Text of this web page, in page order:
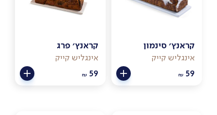
קראנץ׳ סינמון
אינגליש קייק
₪ 59
קראנץ׳ פרג
אינגליש קייק
₪ 59